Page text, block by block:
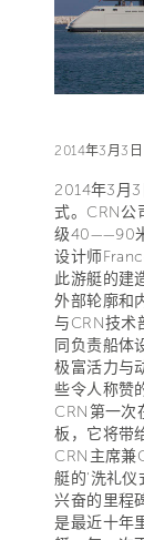
2014年3月3日
2014年3月
式。CRN公
级40——90
设计师
此游艇的建
外部轮廓和
与CRN技术
同负责船体
极富活力与
些令人称赞
CRN第一次
板，它将带
CRN主席兼
艇的‘洗礼
兴奋的里程
是最近十年